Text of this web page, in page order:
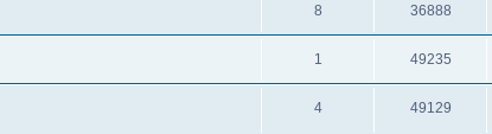
8 36888
1 49235
4 49129